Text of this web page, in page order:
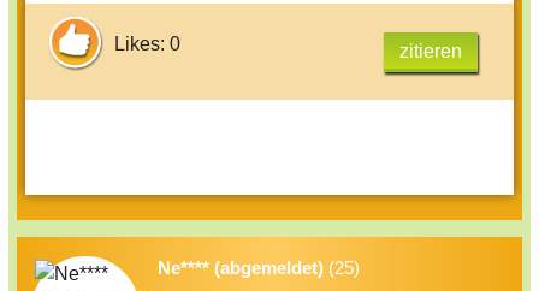
Likes: 0 zitieren
Ne**** (abgemeldet) (25)